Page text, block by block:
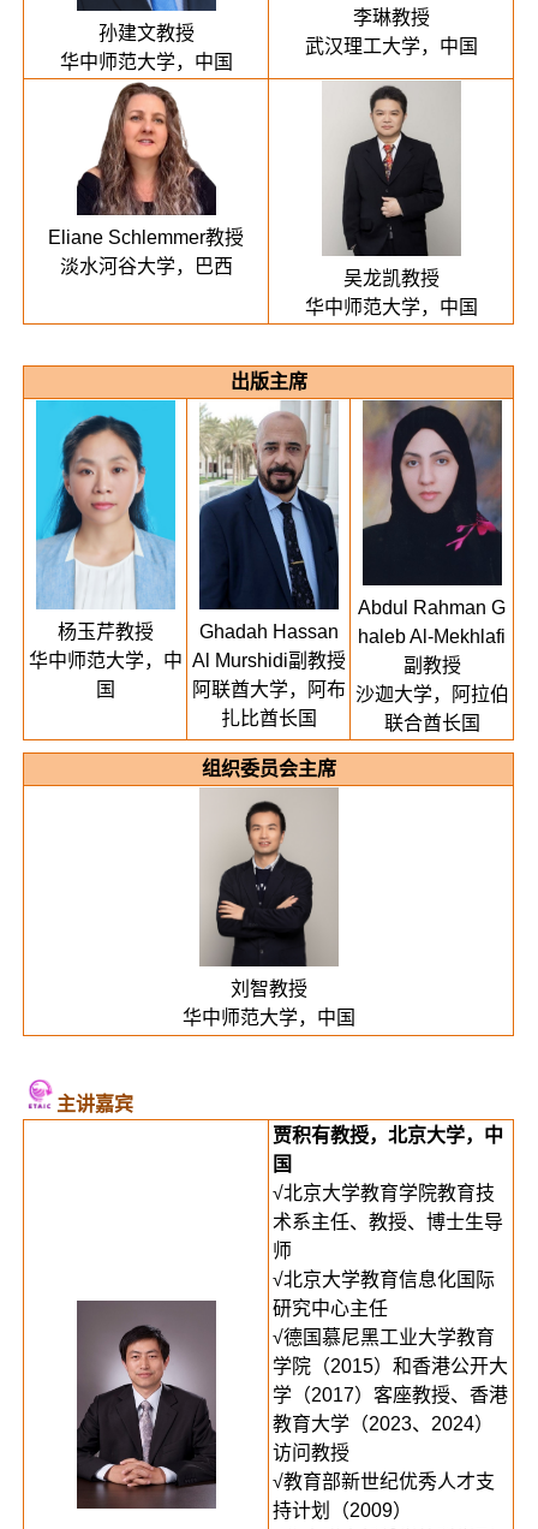
孙建文教授
华中师范大学，中国
李琳教授
武汉理工大学，中国
Eliane Schlemmer教授
淡水河谷大学，巴西
吴龙凯教授
华中师范大学，中国
出版主席
杨玉芹教授
华中师范大学，中
国
Ghadah Hassan
Al Murshidi副教授
阿联酋大学，阿布
扎比酋长国
Abdul Rahman G
haleb Al-Mekhlafi
副教授
沙迦大学，阿拉伯
联合酋长国
组织委员会主席
刘智教授
华中师范大学，中国
主讲嘉宾
贾积有教授，北京大学，中
国
√北京大学教育学院教育技
术系主任、教授、博士生导
师
√北京大学教育信息化国际
研究中心主任
√德国慕尼黑工业大学教育
学院（2015）和香港公开大
学（2017）客座教授、香港
教育大学（2023、2024）
访问教授
√教育部新世纪优秀人才支
持计划（2009）